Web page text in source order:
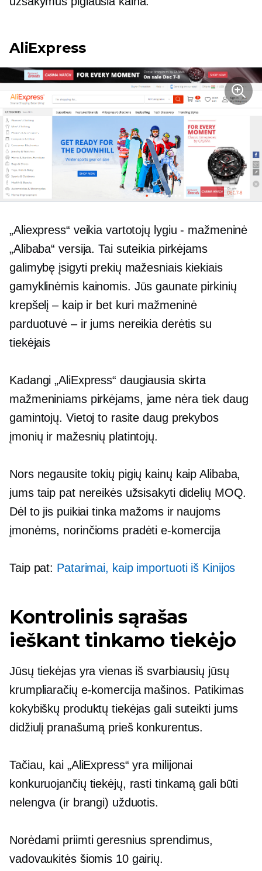
AliExpress
„Aliexpress“ veikia vartotojų lygiu - mažmeninė
„Alibaba“ versija. Tai suteikia pirkėjams
galimybę įsigyti prekių mažesniais kiekiais
gamyklinėmis kainomis. Jūs gaunate pirkinių
krepšelį – kaip ir bet kuri mažmeninė
parduotuvė – ir jums nereikia derėtis su
tiekėjais
Kadangi „AliExpress“ daugiausia skirta
mažmeniniams pirkėjams, jame nėra tiek daug
gamintojų. Vietoj to rasite daug prekybos
įmonių ir mažesnių platintojų.
Nors negausite tokių pigių kainų kaip Alibaba,
jums taip pat nereikės užsisakyti didelių MOQ.
Dėl to jis puikiai tinka mažoms ir naujoms
įmonėms, norinčioms pradėtie-komercija
Taip pat: Patarimai, kaip importuoti iš Kinijos
Kontrolinis sąrašas
ieškant tinkamo tiekėjo
Jūsų tiekėjas yra vienas iš svarbiausių jūsų
krumpliaračių e-komercijamašinos. Patikimas
kokybiškų produktų tiekėjas gali suteikti jums
didžiulį pranašumą prieš konkurentus.
Tačiau, kai „AliExpress“ yra milijonai
konkuruojančių tiekėjų, rasti tinkamą gali būti
nelengva (ir brangi) užduotis.
Norėdami priimti geresnius sprendimus,
vadovaukitės šiomis 10 gairių.